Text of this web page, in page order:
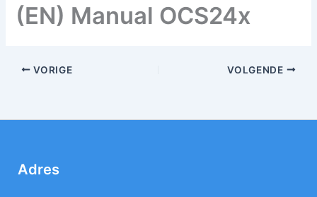
(EN) Manual OCS24x
VORIGE VOLGENDE
Adres